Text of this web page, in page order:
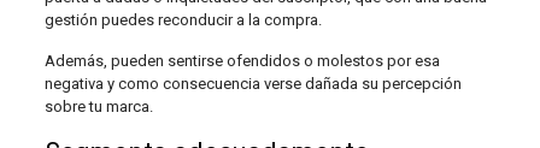
gestión puedes reconducir a la compra.
Además, pueden sentirse ofendidos o molestos por esa
negativa y como consecuencia verse dañada su percepción
sobre tu marca.